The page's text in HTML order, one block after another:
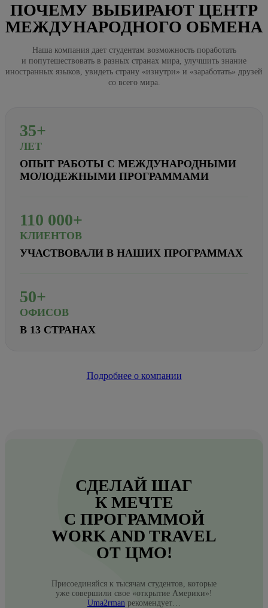
ПОЧЕМУ ВЫБИРАЮТ ЦЕНТР
МЕЖДУНАРОДНОГО ОБМЕНА
Наша компания дает студентам возможность поработать
и попутешествовать в разных странах мира, улучшить знание
иностранных языков, увидеть страну «изнутри» и «заработать» друзей
со всего мира.
35+
ЛЕТ
ОПЫТ РАБОТЫ С МЕЖДУНАРОДНЫМИ
МОЛОДЕЖНЫМИ ПРОГРАММАМИ
110 000+
КЛИЕНТОВ
УЧАСТВОВАЛИ В НАШИХ ПРОГРАММАХ
50+
ОФИСОВ
В 13 СТРАНАХ
Подробнее о компании
СДЕЛАЙ ШАГ
К МЕЧТЕ
С ПРОГРАММОЙ
WORK AND TRAVEL
ОТ ЦМО!
Присоединяйся к тысячам студентов, которые
уже совершили свое «открытие Америки»!
Uma2rman рекомендует…